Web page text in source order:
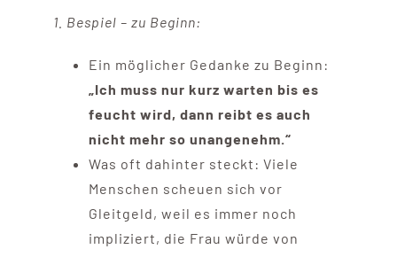
1. Bespiel – zu Beginn:
Ein möglicher Gedanke zu Beginn:
„Ich muss nur kurz warten bis es
feucht wird, dann reibt es auch
nicht mehr so unangenehm.“
Was oft dahinter steckt: Viele
Menschen scheuen sich vor
Gleitgeld, weil es immer noch
impliziert, die Frau würde von